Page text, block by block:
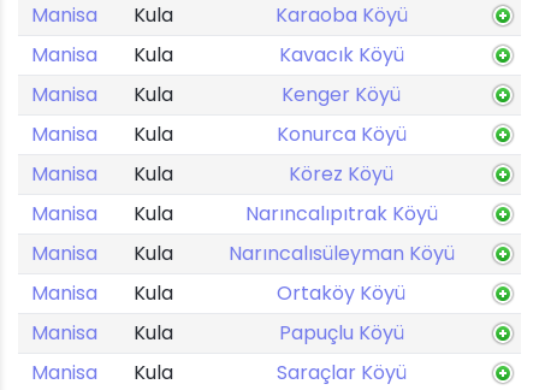
Manisa
Kula
Karaoba Köyü
Manisa
Kula
Kavacık Köyü
Manisa
Kula
Kenger Köyü
Manisa
Kula
Konurca Köyü
Manisa
Kula
Körez Köyü
Manisa
Kula
Narıncalıpıtrak Köyü
Manisa
Kula
Narıncalısüleyman Köyü
Manisa
Kula
Ortaköy Köyü
Manisa
Kula
Papuçlu Köyü
Manisa
Kula
Saraçlar Köyü